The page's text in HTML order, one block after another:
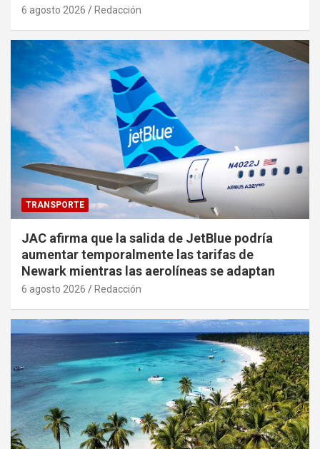
6 agosto 2026 Redacción
TRANSPORTE
JAC afirma que la salida de JetBlue podría
aumentar temporalmente las tarifas de
Newark mientras las aerolíneas se adaptan
6 agosto 2026 Redacción